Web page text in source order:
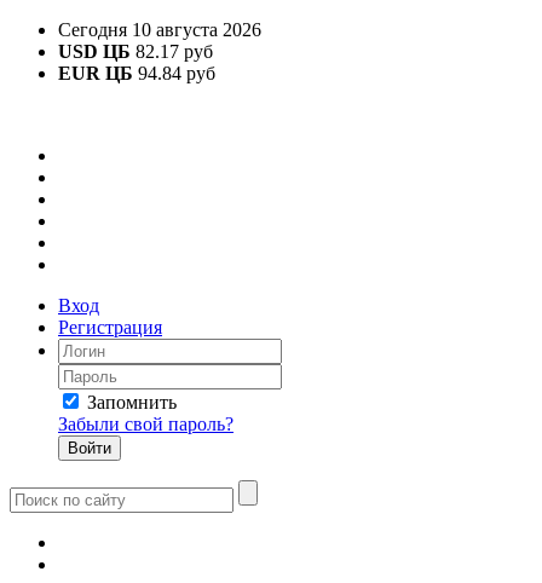
Сегодня 10 августа 2026
USD ЦБ 82.17 руб
EUR ЦБ 94.84 руб
Вход
Регистрация
Запомнить
Забыли свой пароль?